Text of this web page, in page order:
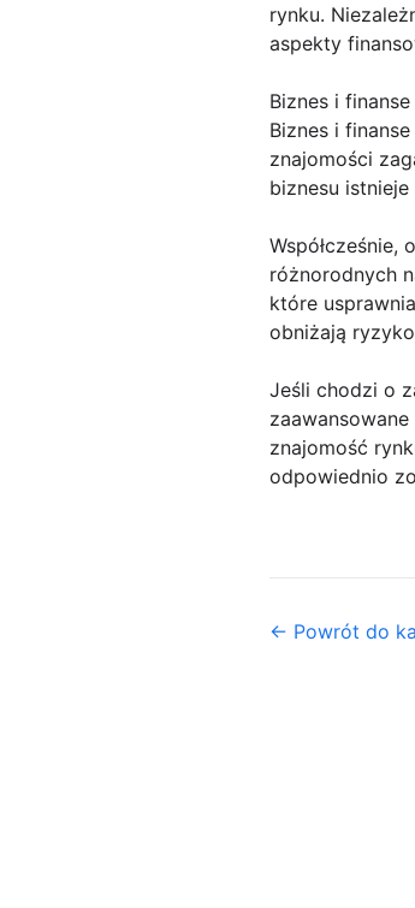
rynku.
aspekty
Biznes i
Biznes i
znajomości
biznesu
Współcześnie,
różnorodnych
które
obniżają
Jeśli chodzi o
znajomość
odpowiednio
← Powrót do